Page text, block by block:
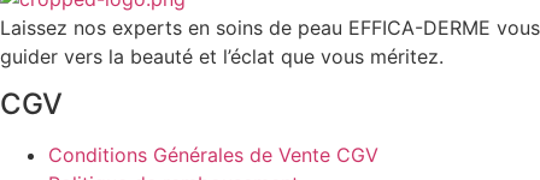
Laissez nos experts en soins de peau EFFICA-DERME vous
guider vers la beauté et l’éclat que vous méritez.
CGV
Conditions Générales de Vente CGV